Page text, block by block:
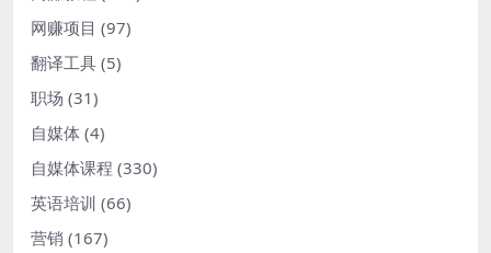
网赚项目 (97)
翻译工具 (5)
职场 (31)
自媒体 (4)
自媒体课程 (330)
英语培训 (66)
营销 (167)